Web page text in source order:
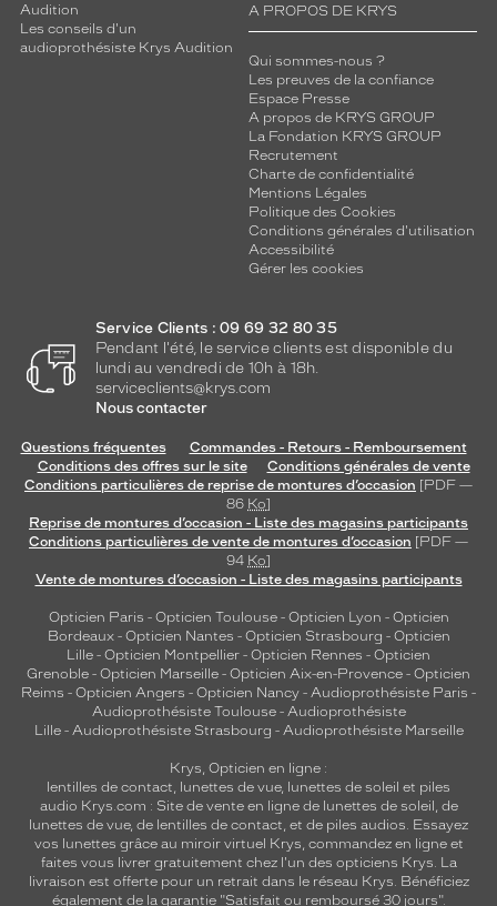
Audition
Les conseils d'un
audioprothésiste Krys Audition
A PROPOS DE KRYS
Qui sommes-nous ?
Les preuves de la confiance
Espace Presse
A propos de KRYS GROUP
La Fondation KRYS GROUP
Recrutement
Charte de confidentialité
Mentions Légales
Politique des Cookies
Conditions générales d'utilisation
Accessibilité
Gérer les cookies
Service Clients : 09 69 32 80 35
Pendant l'été, le service clients est disponible du
lundi au vendredi de 10h à 18h.
serviceclients@krys.com
Nous contacter
Questions fréquentes
Commandes - Retours - Remboursement
Conditions des offres sur le site
Conditions générales de vente
Conditions particulières de reprise de montures d’occasion [PDF —
86 Ko]
Reprise de montures d’occasion - Liste des magasins participants
Conditions particulières de vente de montures d’occasion [PDF —
94 Ko]
Vente de montures d’occasion - Liste des magasins participants
Opticien Paris - Opticien Toulouse- Opticien Lyon - Opticien
Bordeaux- Opticien Nantes - Opticien Strasbourg - Opticien
Lille - Opticien Montpellier - Opticien Rennes - Opticien
Grenoble - Opticien Marseille - Opticien Aix-en-Provence - Opticien
Reims - Opticien Angers - Opticien Nancy - Audioprothésiste Paris -
Audioprothésiste Toulouse- Audioprothésiste
Lille- Audioprothésiste Strasbourg - Audioprothésiste Marseille
Krys, Opticien en ligne :
lentilles de contact, lunettes de vue, lunettes de soleil et piles
audio Krys.com : Site de vente en ligne de lunettes de soleil, de
lunettes de vue, de lentilles de contact, et de piles audios. Essayez
vos lunettes grâce au miroir virtuel Krys, commandez en ligne et
faites vous livrer gratuitement chez l'un des opticiens Krys. La
livraison est offerte pour un retrait dans le réseau Krys. Bénéficiez
également de la garantie "Satisfait ou remboursé 30 jours".